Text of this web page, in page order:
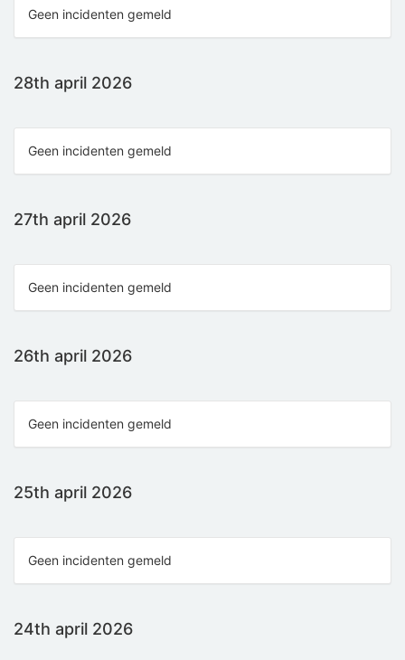
Geen incidenten gemeld
28th april 2026
Geen incidenten gemeld
27th april 2026
Geen incidenten gemeld
26th april 2026
Geen incidenten gemeld
25th april 2026
Geen incidenten gemeld
24th april 2026